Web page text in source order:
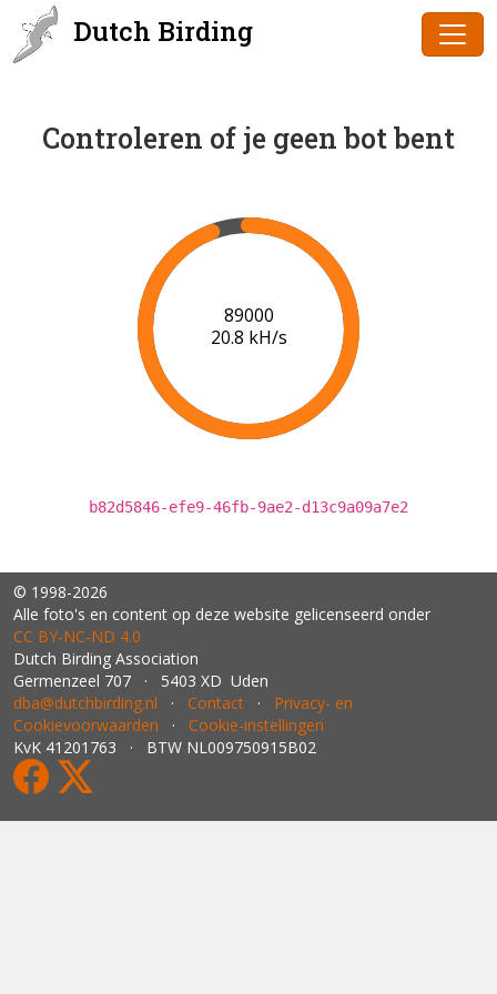
Dutch Birding
Controleren of je geen bot bent
90000
20.8 kH/s
b82d5846-efe9-46fb-9ae2-d13c9a09a7e2
© 1998-2026
Alle foto's en content op deze website gelicenseerd onder
CC BY‑NC‑ND 4.0
Dutch Birding Association
Germenzeel 707 · 5403 XD Uden
dba@dutchbirding.nl · Contact · Privacy- en
Cookievoorwaarden · Cookie-instellingen
KvK 41201763 · BTW NL009750915B02